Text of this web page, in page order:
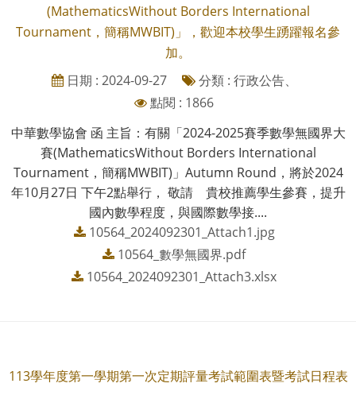
(MathematicsWithout Borders International
Tournament，簡稱MWBIT)」，歡迎本校學生踴躍報名參
加。
日期 : 2024-09-27
分類 : 行政公告、
點閱 : 1866
中華數學協會 函 主旨：有關「2024-2025賽季數學無國界大
賽(MathematicsWithout Borders International
Tournament，簡稱MWBIT)」Autumn Round，將於2024
年10月27日 下午2點舉行， 敬請 貴校推薦學生參賽，提升
國內數學程度，與國際數學接....
10564_2024092301_Attach1.jpg
10564_數學無國界.pdf
10564_2024092301_Attach3.xlsx
113學年度第一學期第一次定期評量考試範圍表暨考試日程表